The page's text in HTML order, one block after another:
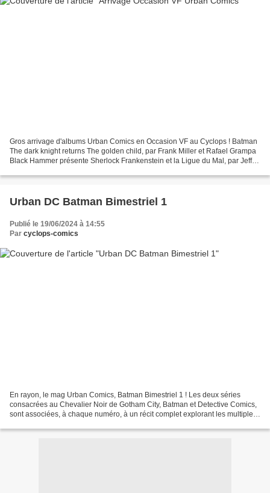
Gros arrivage d'albums Urban Comics en Occasion VF au Cyclops ! Batman
The dark knight returns The golden child, par Frank Miller et Rafael Grampa
Black Hammer présente Sherlock Frankenstein et la Ligue du Mal, par Jeff
Urban DC Batman Bimestriel 1
Publié le 19/06/2024 à 14:55
Par cyclops-comics
En rayon, le mag Urban Comics, Batman Bimestriel 1 ! Les deux séries
consacrées au Chevalier Noir de Gotham City, Batman et Detective Comics,
sont associées, à chaque numéro, à un récit complet explorant les multiples